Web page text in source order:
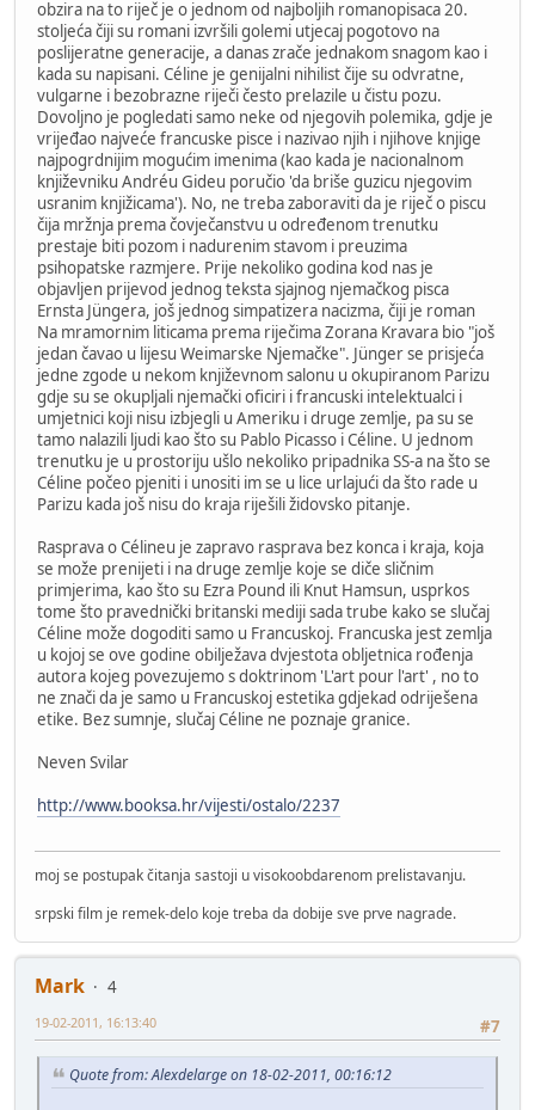
obzira na to riječ je o jednom od najboljih romanopisaca 20.
stoljeća čiji su romani izvršili golemi utjecaj pogotovo na
poslijeratne generacije, a danas zrače jednakom snagom kao i
kada su napisani. Céline je genijalni nihilist čije su odvratne,
vulgarne i bezobrazne riječi često prelazile u čistu pozu.
Dovoljno je pogledati samo neke od njegovih polemika, gdje je
vrijeđao najveće francuske pisce i nazivao njih i njihove knjige
najpogrdnijim mogućim imenima (kao kada je nacionalnom
književniku Andréu Gideu poručio 'da briše guzicu njegovim
usranim knjižicama'). No, ne treba zaboraviti da je riječ o piscu
čija mržnja prema čovječanstvu u određenom trenutku
prestaje biti pozom i nadurenim stavom i preuzima
psihopatske razmjere. Prije nekoliko godina kod nas je
objavljen prijevod jednog teksta sjajnog njemačkog pisca
Ernsta Jüngera, još jednog simpatizera nacizma, čiji je roman
Na mramornim liticama prema riječima Zorana Kravara bio "još
jedan čavao u lijesu Weimarske Njemačke". Jünger se prisjeća
jedne zgode u nekom književnom salonu u okupiranom Parizu
gdje su se okupljali njemački oficiri i francuski intelektualci i
umjetnici koji nisu izbjegli u Ameriku i druge zemlje, pa su se
tamo nalazili ljudi kao što su Pablo Picasso i Céline. U jednom
trenutku je u prostoriju ušlo nekoliko pripadnika SS-a na što se
Céline počeo pjeniti i unositi im se u lice urlajući da što rade u
Parizu kada još nisu do kraja riješili židovsko pitanje.
Rasprava o Célineu je zapravo rasprava bez konca i kraja, koja
se može prenijeti i na druge zemlje koje se diče sličnim
primjerima, kao što su Ezra Pound ili Knut Hamsun, usprkos
tome što pravednički britanski mediji sada trube kako se slučaj
Céline može dogoditi samo u Francuskoj. Francuska jest zemlja
u kojoj se ove godine obilježava dvjestota obljetnica rođenja
autora kojeg povezujemo s doktrinom 'L'art pour l'art' , no to
ne znači da je samo u Francuskoj estetika gdjekad odriješena
etike. Bez sumnje, slučaj Céline ne poznaje granice.
Neven Svilar
http://www.booksa.hr/vijesti/ostalo/2237
moj se postupak čitanja sastoji u visokoobdarenom prelistavanju.
srpski film je remek-delo koje treba da dobije sve prve nagrade.
Mark
4
#7
19-02-2011, 16:13:40
Quote from: Alexdelarge on 18-02-2011, 00:16:12